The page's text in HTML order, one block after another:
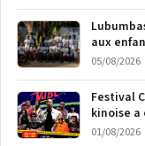
aux
05/08/2026
Festival
kinoise
urbaine
01/08/2026